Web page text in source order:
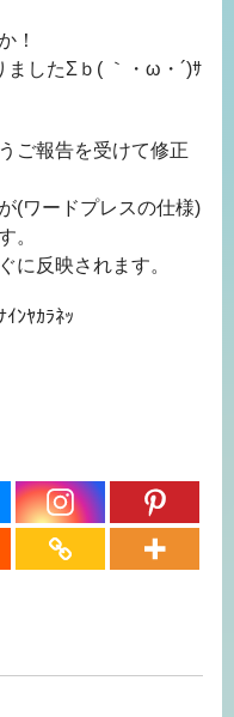
！
ましたΣｂ( ｀・ω・´)ｻ
ご報告を受けて修正
(ワードプレスの仕様)
。
に反映されます。
ｲﾝﾔｶﾗﾈｯ